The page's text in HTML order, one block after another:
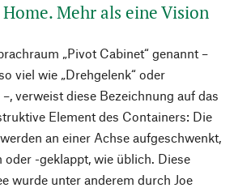
Mehr als eine Vision
„Pivot Cabinet“ genannt –
viel wie „Drehgelenk“ oder
–, verweist diese Bezeichnung auf das
Element des Containers: Die
an einer Achse aufgeschwenkt,
oder -geklappt, wie üblich. Diese
wurde unter anderem durch Joe